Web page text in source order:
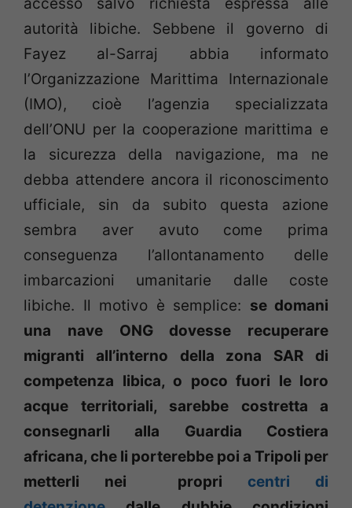
autorità libiche. Sebbene il governo di
Fayez al-Sarraj abbia informato
l’Organizzazione Marittima Internazionale
(IMO), cioè l’agenzia specializzata
dell’ONU per la cooperazione marittima e
la sicurezza della navigazione, ma ne
debba attendere ancora il riconoscimento
ufficiale, sin da subito questa azione
sembra aver avuto come prima
conseguenza l’allontanamento delle
imbarcazioni umanitarie dalle coste
libiche. Il motivo è semplice: se domani
una nave ONG dovesse recuperare
migranti all’interno della zona SAR di
competenza libica, o poco fuori le loro
acque territoriali, sarebbe costretta a
consegnarli alla Guardia Costiera
africana, che li porterebbe poi a Tripoli per
metterli nei propri centri di